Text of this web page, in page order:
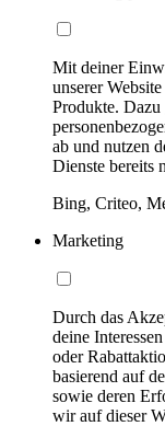
Mit deiner
unserer
Produkte. Dazu
ab und nutzen
Dienste bereits
Bing, Criteo,
Marketing
Durch das
deine
oder
basierend auf
sowie deren
wir auf dieser